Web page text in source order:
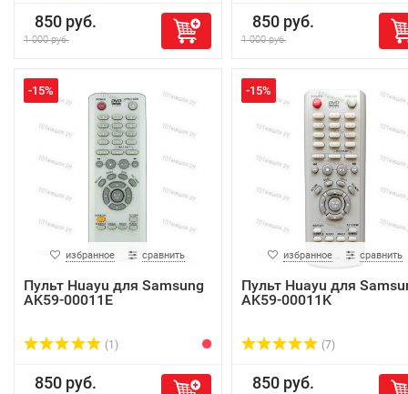
850 руб.
1 000 руб.
850 руб.
1 000 руб.
-15%
избранное сравнить
Пульт Huayu для Samsung
AK59-00011E
(1)
850 руб.
-15%
избранное сравнить
Пульт Huayu для
AK59-00011K
(7)
850 руб.